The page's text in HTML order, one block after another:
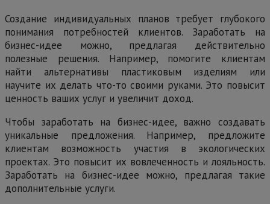
Создание индивидуальных планов требует глубокого
понимания потребностей клиентов. Заработать на
бизнес-идее можно, предлагая действительно
полезные решения. Например, помогите клиентам
найти альтернативы пластиковым изделиям или
научите их делать что-то своими руками. Это повысит
ценность ваших услуг и увеличит доход.
Чтобы заработать на бизнес-идее, важно создавать
уникальные предложения. Например, предложите
клиентам возможность участия в экологических
проектах. Это повысит их вовлеченность и лояльность.
Заработать на бизнес-идее можно, предлагая такие
дополнительные услуги.